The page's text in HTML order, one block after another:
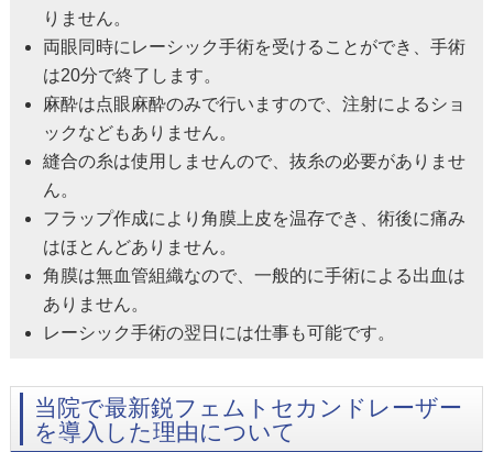
りません。
両眼同時にレーシック手術を受けることができ、手術
は20分で終了します。
麻酔は点眼麻酔のみで行いますので、注射によるショ
ックなどもありません。
縫合の糸は使用しませんので、抜糸の必要がありませ
ん。
フラップ作成により角膜上皮を温存でき、術後に痛み
はほとんどありません。
角膜は無血管組織なので、一般的に手術による出血は
ありません。
レーシック手術の翌日には仕事も可能です。
当院で最新鋭フェムトセカンドレーザー
を導入した理由について